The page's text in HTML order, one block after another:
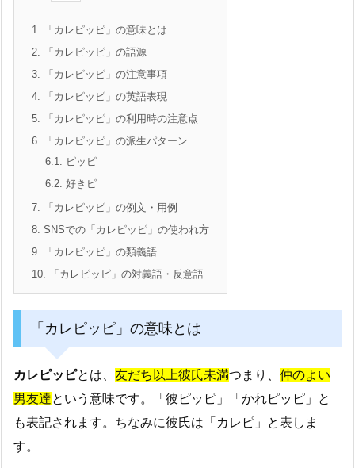
1. 「カレピッピ」の意味とは
2. 「カレピッピ」の語源
3. 「カレピッピ」の注意事項
4. 「カレピッピ」の英語表現
5. 「カレピッピ」の利用時の注意点
6. 「カレピッピ」の派生パターン
6.1. ピッピ
6.2. 好きピ
7. 「カレピッピ」の例文・用例
8. SNSでの「カレピッピ」の使われ方
9. 「カレピッピ」の類義語
10. 「カレピッピ」の対義語・反意語
「カレピッピ」の意味とは
カレピッピとは、 友だち以上彼氏未満つまり、 仲のよい
男友達という意味です。「彼ピッピ」「かれピッピ」と
も表記されます。ちなみに彼氏は「カレピ」と表しま
す。